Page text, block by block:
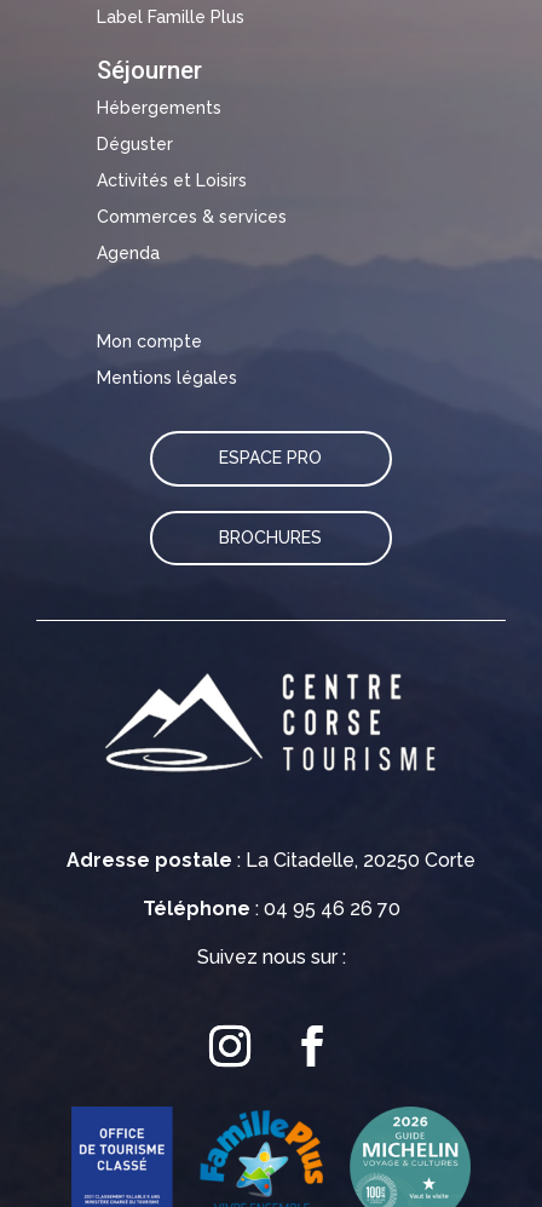
Adresse postale : La Citadelle, 20250 Corte
Téléphone : 04 95 46 26 70
Suivez nous sur :
Label Famille Plus
Séjourner
Hébergements
Déguster
Activités et Loisirs
Commerces & services
Agenda
Mon compte
Mentions légales
ESPACE PRO
BROCHURES